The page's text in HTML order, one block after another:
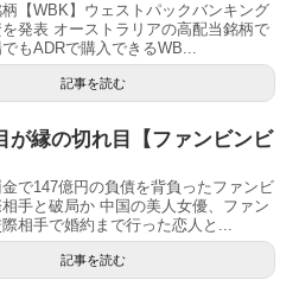
【WBK】ウェストパックバンキング
発表 オーストラリアの高配当銘柄で
もADRで購入できるWB...
記事を読む
が縁の切れ目【ファンビンビ
で147億円の負債を背負ったファンビ
手と破局か 中国の美人女優、ファン
相手で婚約まで行った恋人と...
記事を読む